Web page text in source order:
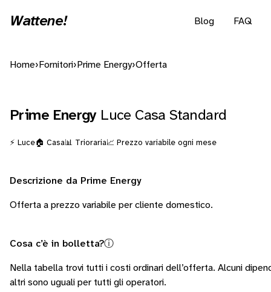
Wattene! Blog FAQ
Home› Fornitori› Prime Energy›Offerta
Prime Energy Luce Casa Standard
⚡ Luce🏠 Casa📊 Trioraria📈 Prezzo variabile ogni mese
Descrizione da Prime Energy
Offerta a prezzo variabile per cliente domestico.
Cosa c’è in bolletta?ⓘ
Nella tabella trovi tutti i costi ordinari dell’offerta. Alcuni
altri sono uguali per tutti gli operatori.